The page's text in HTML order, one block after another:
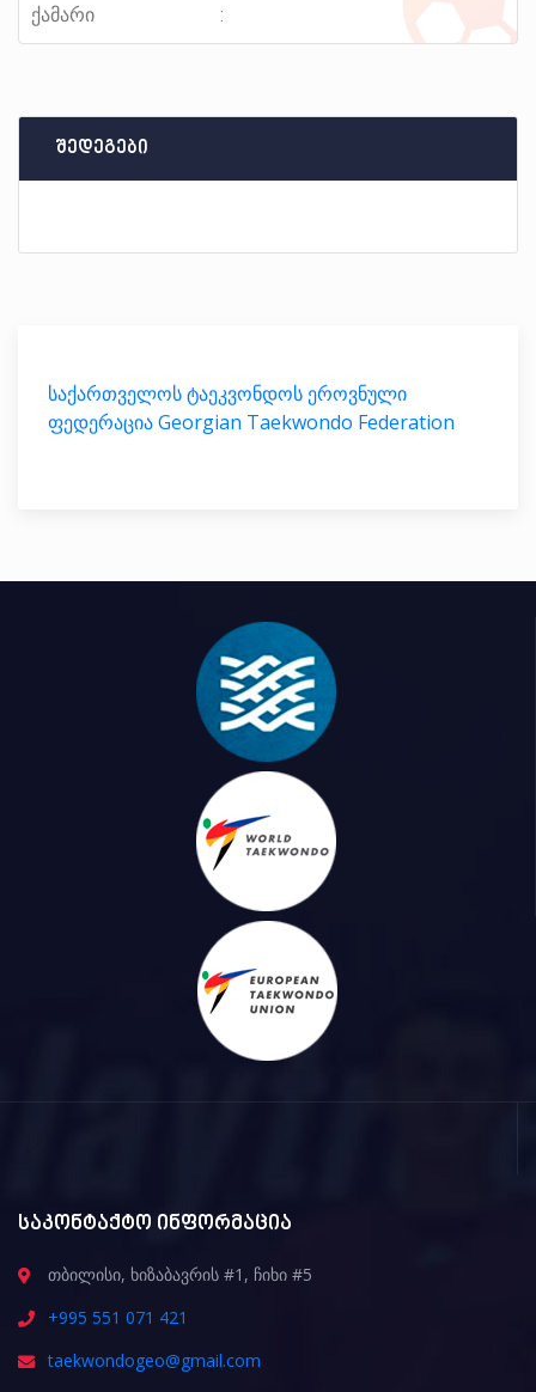
ქამარი
შედეგები
საქართველოს ტაეკვონდოს ეროვნული
ფედერაცია Georgian Taekwondo Federation
საკონტაქტო ინფორმაცია
თბილისი, ხიზაბავრის #1, ჩიხი #5
+995 551 071 421
taekwondogeo@gmail.com